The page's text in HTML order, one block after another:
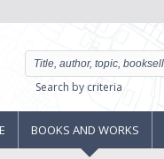
Search by criteria
BOOKS AND WORKS